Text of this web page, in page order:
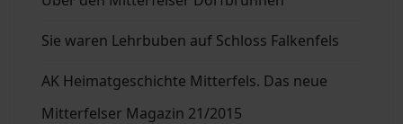
Sie waren Lehrbuben auf Schloss Falkenfels
AK Heimatgeschichte Mitterfels. Das neue
Mitterfelser Magazin 21/2015